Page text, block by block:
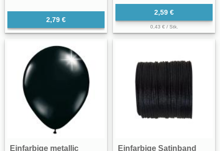
2,79 €
2,59 €
0,43 € / Stk.
Einfarbige metallic
Einfarbige Satinband